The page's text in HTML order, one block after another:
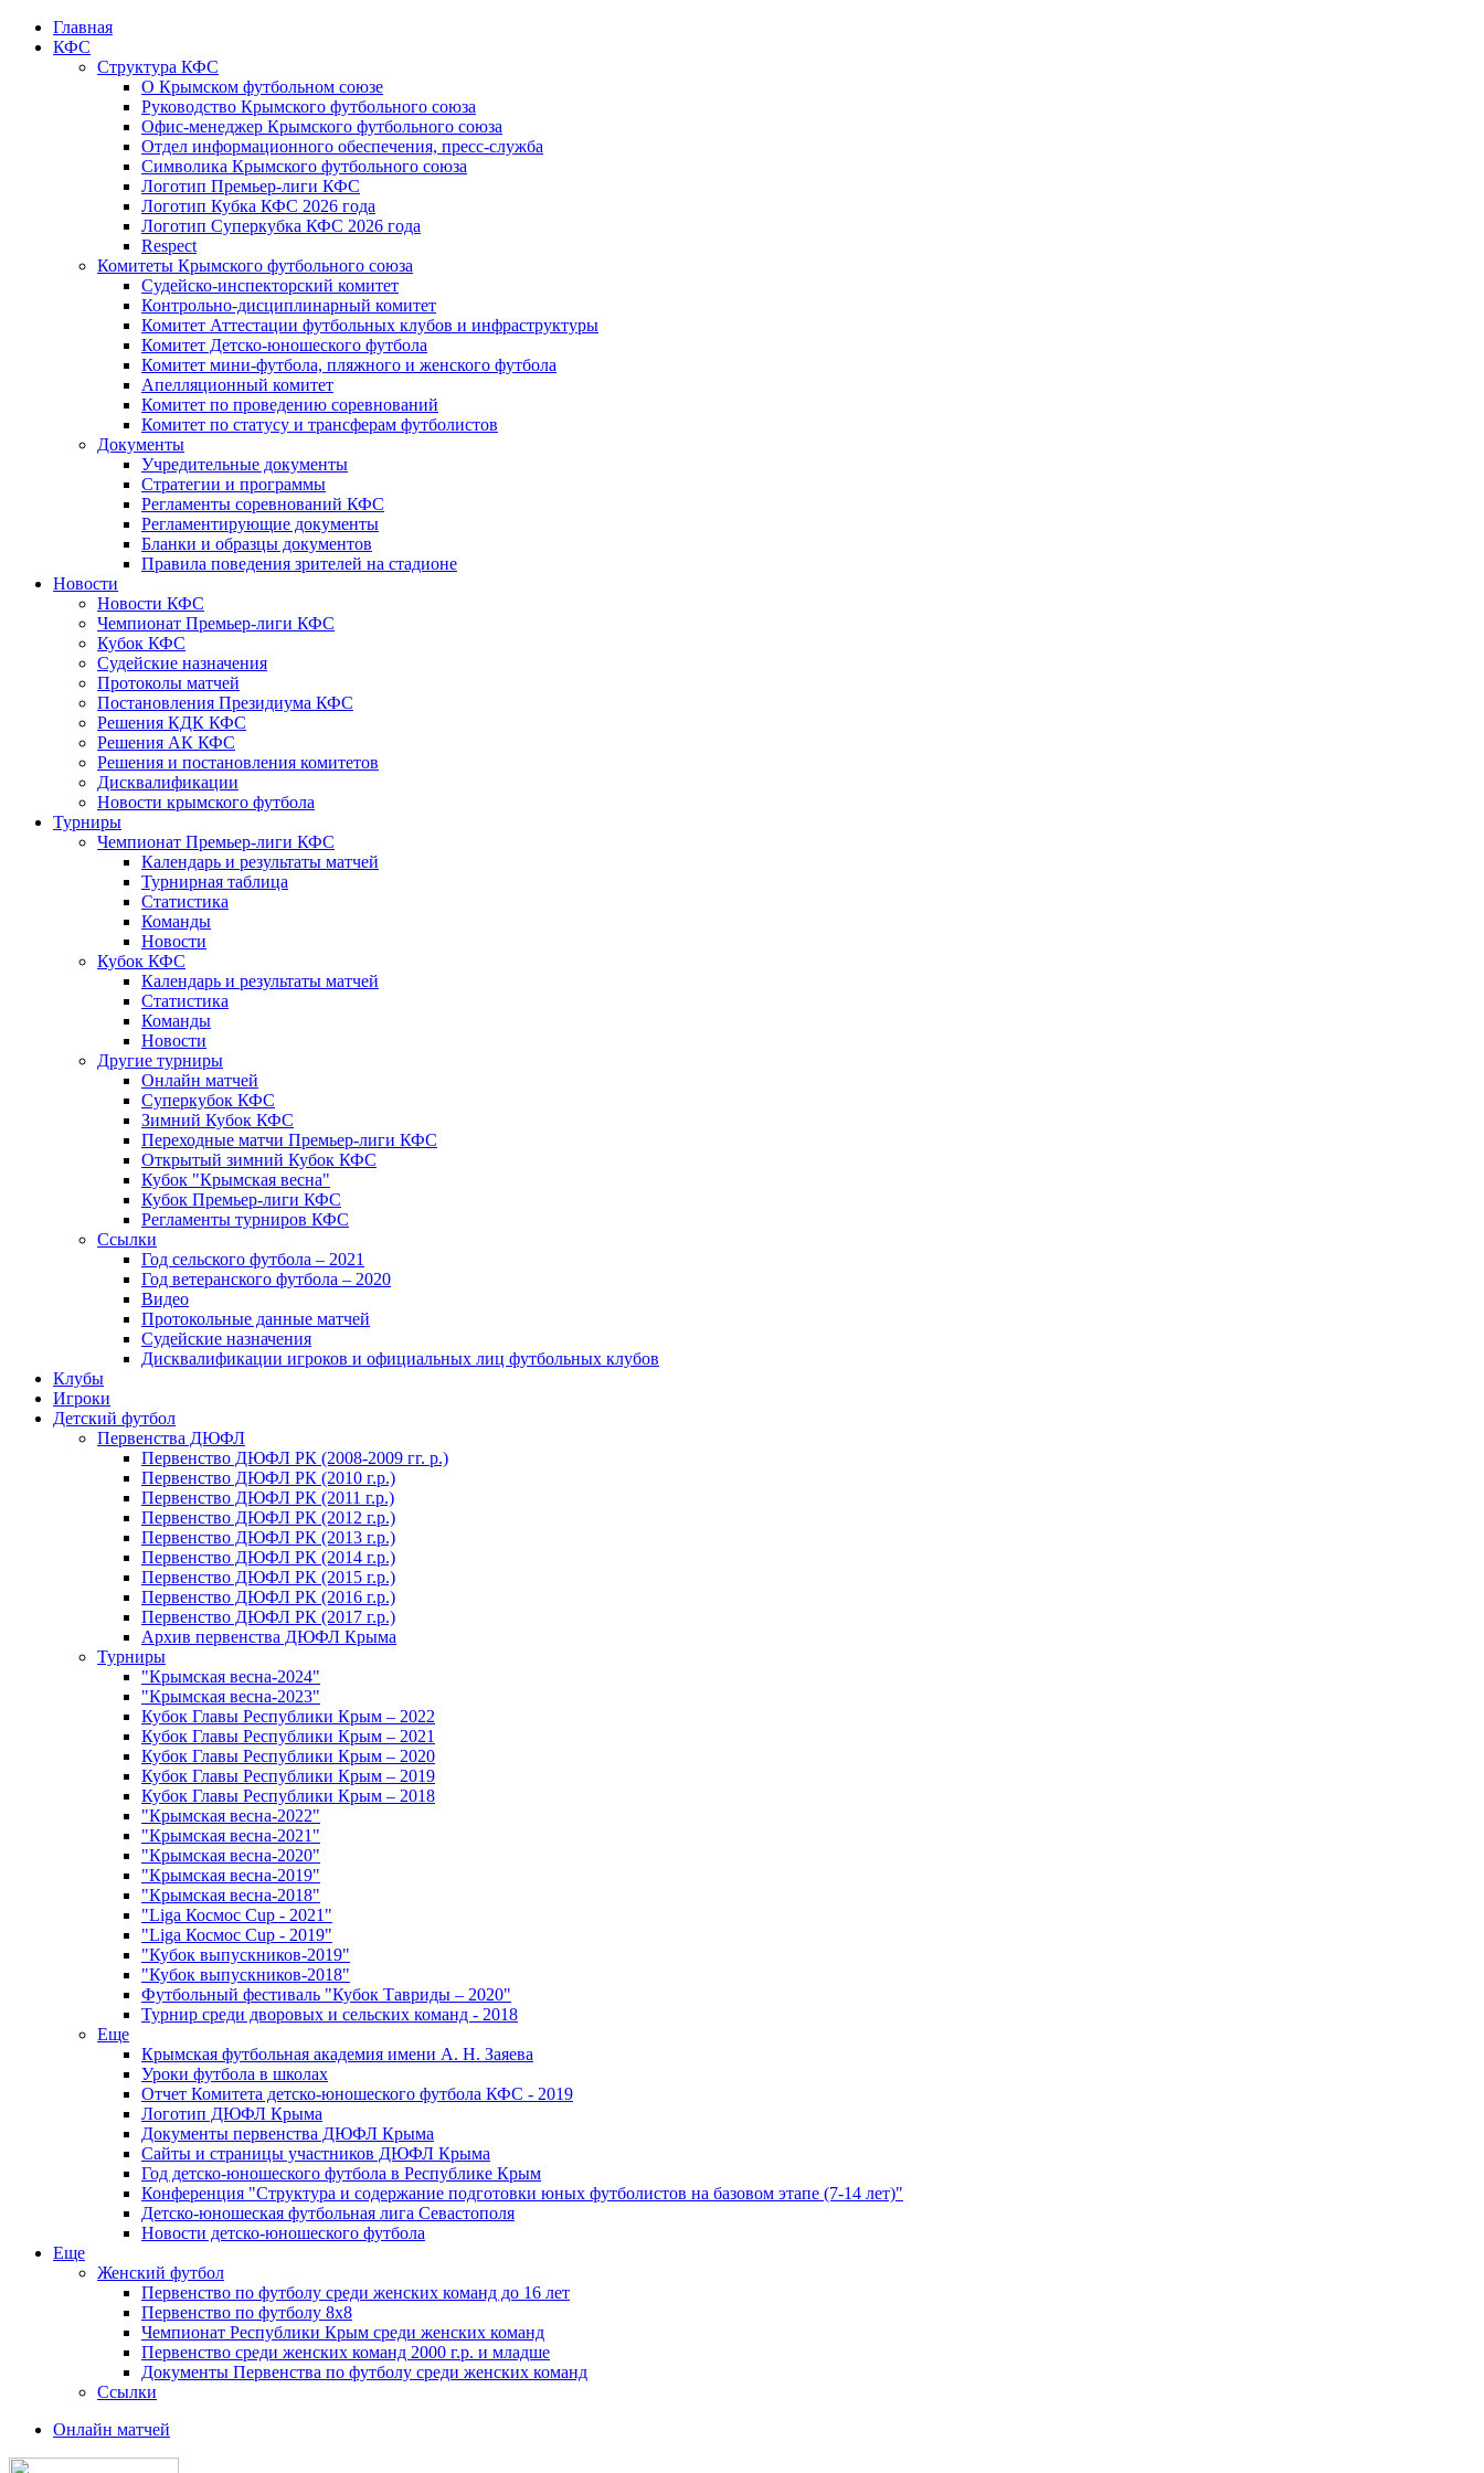
Главная
КФС
Структура КФС
О Крымском футбольном союзе
Руководство Крымского футбольного союза
Офис-менеджер Крымского футбольного союза
Отдел информационного обеспечения, пресс-служба
Символика Крымского футбольного союза
Логотип Премьер-лиги КФС
Логотип Кубка КФС 2026 года
Логотип Суперкубка КФС 2026 года
Respect
Комитеты Крымского футбольного союза
Судейско-инспекторский комитет
Контрольно-дисциплинарный комитет
Комитет Аттестации футбольных клубов и инфраструктуры
Комитет Детско-юношеского футбола
Комитет мини-футбола, пляжного и женского футбола
Апелляционный комитет
Комитет по проведению соревнований
Комитет по статусу и трансферам футболистов
Документы
Учредительные документы
Стратегии и программы
Регламенты соревнований КФС
Регламентирующие документы
Бланки и образцы документов
Правила поведения зрителей на стадионе
Новости
Новости КФС
Чемпионат Премьер-лиги КФС
Кубок КФС
Судейские назначения
Протоколы матчей
Постановления Президиума КФС
Решения КДК КФС
Решения АК КФС
Решения и постановления комитетов
Дисквалификации
Новости крымского футбола
Турниры
Чемпионат Премьер-лиги КФС
Календарь и результаты матчей
Турнирная таблица
Статистика
Команды
Новости
Кубок КФС
Календарь и результаты матчей
Статистика
Команды
Новости
Другие турниры
Онлайн матчей
Суперкубок КФС
Зимний Кубок КФС
Переходные матчи Премьер-лиги КФС
Открытый зимний Кубок КФС
Кубок "Крымская весна"
Кубок Премьер-лиги КФС
Регламенты турниров КФС
Ссылки
Год сельского футбола – 2021
Год ветеранского футбола – 2020
Видео
Протокольные данные матчей
Судейские назначения
Дисквалификации игроков и официальных лиц футбольных клубов
Клубы
Игроки
Детский футбол
Первенства ДЮФЛ
Первенство ДЮФЛ РК (2008-2009 гг. р.)
Первенство ДЮФЛ РК (2010 г.р.)
Первенство ДЮФЛ РК (2011 г.р.)
Первенство ДЮФЛ РК (2012 г.р.)
Первенство ДЮФЛ РК (2013 г.р.)
Первенство ДЮФЛ РК (2014 г.р.)
Первенство ДЮФЛ РК (2015 г.р.)
Первенство ДЮФЛ РК (2016 г.р.)
Первенство ДЮФЛ РК (2017 г.р.)
Архив первенства ДЮФЛ Крыма
Турниры
"Крымская весна-2024"
"Крымская весна-2023"
Кубок Главы Республики Крым – 2022
Кубок Главы Республики Крым – 2021
Кубок Главы Республики Крым – 2020
Кубок Главы Республики Крым – 2019
Кубок Главы Республики Крым – 2018
"Крымская весна-2022"
"Крымская весна-2021"
"Крымская весна-2020"
"Крымская весна-2019"
"Крымская весна-2018"
"Liga Космос Cup - 2021"
"Liga Космос Cup - 2019"
"Кубок выпускников-2019"
"Кубок выпускников-2018"
Футбольный фестиваль "Кубок Тавриды – 2020"
Турнир среди дворовых и сельских команд - 2018
Еще
Крымская футбольная академия имени А. Н. Заяева
Уроки футбола в школах
Отчет Комитета детско-юношеского футбола КФС - 2019
Логотип ДЮФЛ Крыма
Документы первенства ДЮФЛ Крыма
Сайты и страницы участников ДЮФЛ Крыма
Год детско-юношеского футбола в Республике Крым
Конференция "Структура и содержание подготовки юных футболистов на базовом этапе (7-14 лет)"
Детско-юношеская футбольная лига Севастополя
Новости детско-юношеского футбола
Еще
Женский футбол
Первенство по футболу среди женских команд до 16 лет
Первенство по футболу 8х8
Чемпионат Республики Крым среди женских команд
Первенство среди женских команд 2000 г.р. и младше
Документы Первенства по футболу среди женских команд
Ссылки
Онлайн матчей